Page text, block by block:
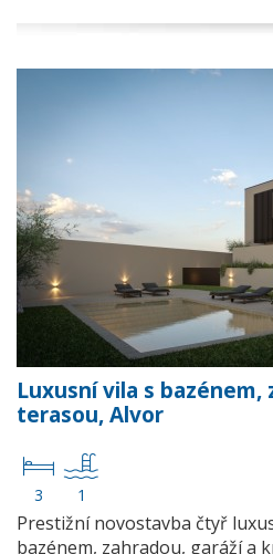
Luxusní vila s
terasou, Alvor
3 1
Prestižní novostavba čtyř
bazénem, zahradou, garáží a